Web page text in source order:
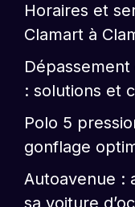
Horaires et
Clamart à
: solutions et
Polo 5
gonflage
Autoavenue :